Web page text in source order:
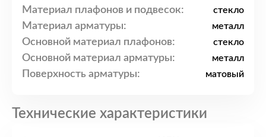
Материал плафонов и подвесок: стекло
Материал арматуры: металл
Основной материал плафонов: стекло
Основной материал арматуры: металл
Поверхность арматуры: матовый
Технические характеристики